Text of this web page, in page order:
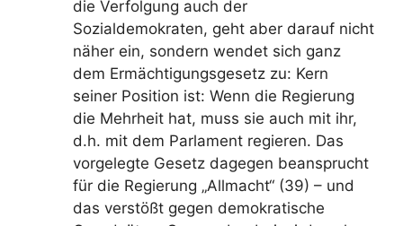
die Verfolgung auch der
Sozialdemokraten, geht aber darauf nicht
näher ein, sondern wendet sich ganz
dem Ermächtigungsgesetz zu: Kern
seiner Position ist: Wenn die Regierung
die Mehrheit hat, muss sie auch mit ihr,
d.h. mit dem Parlament regieren. Das
vorgelegte Gesetz dagegen beansprucht
für die Regierung „Allmacht“ (39) – und
das verstößt gegen demokratische